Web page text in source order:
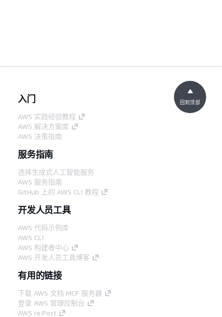
入门
AWS 实践经验教程
AWS 解决方案库
AWS 决策指南
服务指南
选择生成式人工智能服务
AWS 服务指南
GitHub 上的 AWS CLI 教程
开发人员工具
AWS 代码示例库
AWS CLI
AWS 构建者中心
AWS 开发人员工具博客
有用的链接
下载 AWS 文档 MCP 服务器
登录 AWS 管理控制台
AWS re:Post
回到顶部